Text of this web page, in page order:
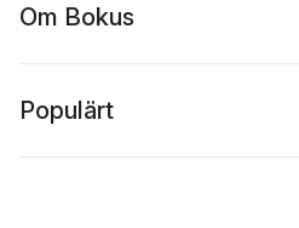
Om Bokus
Populärt